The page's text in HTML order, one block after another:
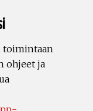
toimintaan
ohjeet ja